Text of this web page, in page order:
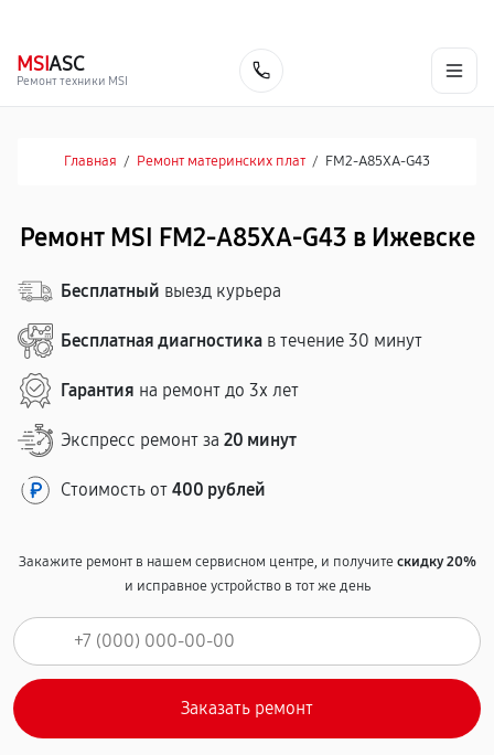
MSIASC
Ремонт техники MSI
Главная / Ремонт материнских плат / FM2-A85XA-G43
Ремонт MSI FM2-A85XA-G43 в Ижевске
Бесплатный выезд курьера
Бесплатная диагностика в течение 30 минут
Гарантия на ремонт до 3х лет
Экспресс ремонт за 20 минут
Стоимость от 400 рублей
Закажите ремонт в нашем сервисном центре, и получитескидку 20%
и исправное устройство в тот же день